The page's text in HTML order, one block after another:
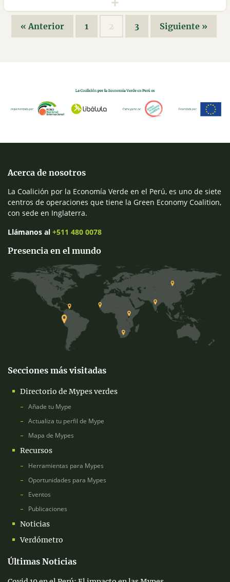
« Anterior 1 2 3 Siguiente »
Acerca de nosotros
La Coalición por la Economía Verde en el Perú, es uno de siete
centros de operaciones que tiene la Green Economy Coalition,
con sede en Inglaterra.
Llámanos al +511 480 0078
Presencia en el mundo
Secciones más visitadas
Directorio de Mypes verdes
Añade tu Mype
Actualiza tu perfil de Mype
Mapa de Mypes
Recursos
Herramientas para Mypes
Oportunidades para Mypes
Eventos
Publicaciones
Noticias
Verdómetro
Últimas Noticias